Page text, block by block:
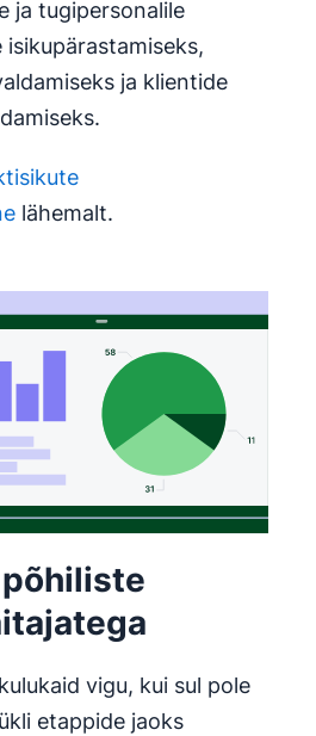
ja tugipersonalile
ja klientide
lähemalt.
vigu, kui sul pole
etappide jaoks